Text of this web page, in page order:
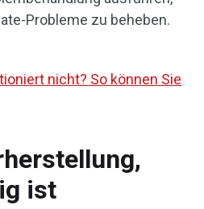
Probleme zu beheben.
nicht? So können Sie
ist